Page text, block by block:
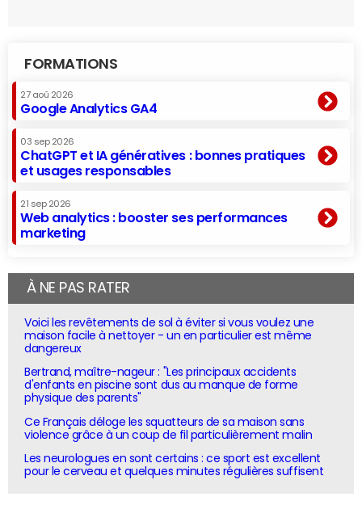
FORMATIONS
27 aoû 2026
Google Analytics GA4
03 sep 2026
ChatGPT et IA génératives : bonnes pratiques
et usages responsables
21 sep 2026
Web analytics : booster ses performances
marketing
À NE PAS RATER
Voici les revêtements de sol à éviter si vous voulez une
maison facile à nettoyer - un en particulier est même
dangereux
Bertrand, maître-nageur : "Les principaux accidents
d'enfants en piscine sont dus au manque de forme
physique des parents"
Ce Français déloge les squatteurs de sa maison sans
violence grâce à un coup de fil particulièrement malin
Les neurologues en sont certains : ce sport est excellent
pour le cerveau et quelques minutes régulières suffisent